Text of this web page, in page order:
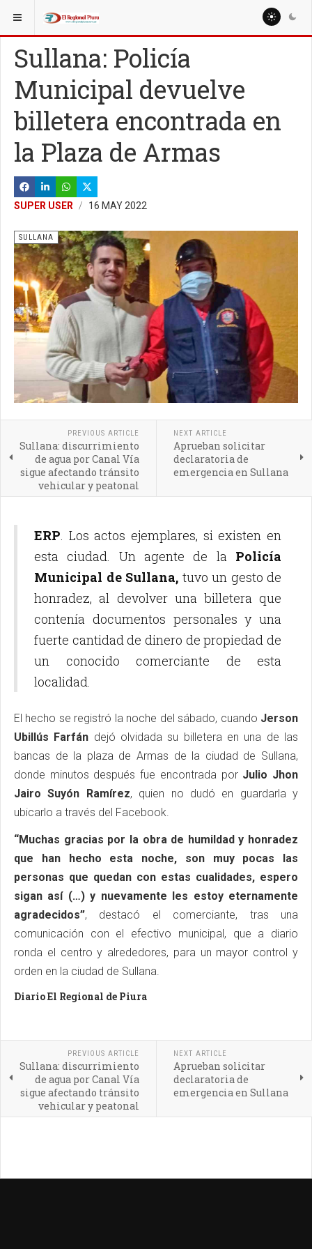
ESTÁ AQUÍ: LOCALES
Sullana: Policía
Municipal devuelve
billetera encontrada en
la Plaza de Armas
SUPER USER 16 MAY 2022
SULLANA
PREVIOUS ARTICLE
Sullana: discurrimiento
de agua por Canal Vía
sigue afectando tránsito
vehicular y peatonal
NEXT ARTICLE
Aprueban solicitar
declaratoria de
emergencia en Sullana
ERP. Los actos ejemplares, si existen en
esta ciudad. Un agente de la Policía
Municipal de Sullana, tuvo un gesto de
honradez, al devolver una billetera que
contenía documentos personales y una
fuerte cantidad de dinero de propiedad de
un conocido comerciante de esta
localidad.
El hecho se registró la noche del sábado, cuando Jerson
Ubillús Farfán dejó olvidada su billetera en una de las
bancas de la plaza de Armas de la ciudad de Sullana,
donde minutos después fue encontrada porJulio Jhon
Jairo Suyón Ramírez, quien no dudó en guardarla y
ubicarlo a través del Facebook.
“Muchas gracias por la obra de humildad y honradez
que han hecho esta noche, son muy pocas las
personas que quedan con estas cualidades, espero
sigan así (…) y nuevamente les estoy eternamente
agradecidos”, destacó el comerciante, tras una
comunicación con el efectivo municipal, que a diario
ronda el centro y alrededores, para un mayor control y
orden en la ciudad de Sullana.
Diario El Regional de Piura
PREVIOUS ARTICLE
Sullana: discurrimiento
de agua por Canal Vía
sigue afectando tránsito
vehicular y peatonal
NEXT ARTICLE
Aprueban solicitar
declaratoria de
emergencia en Sullana